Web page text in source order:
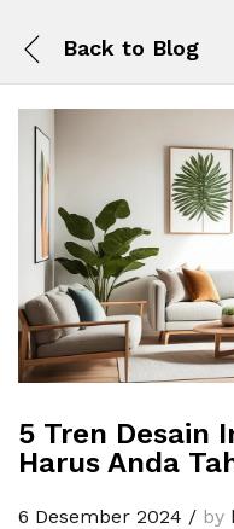
Back to Blog
5 Tren Desain
Harus Anda
6 Desember 2024 / by